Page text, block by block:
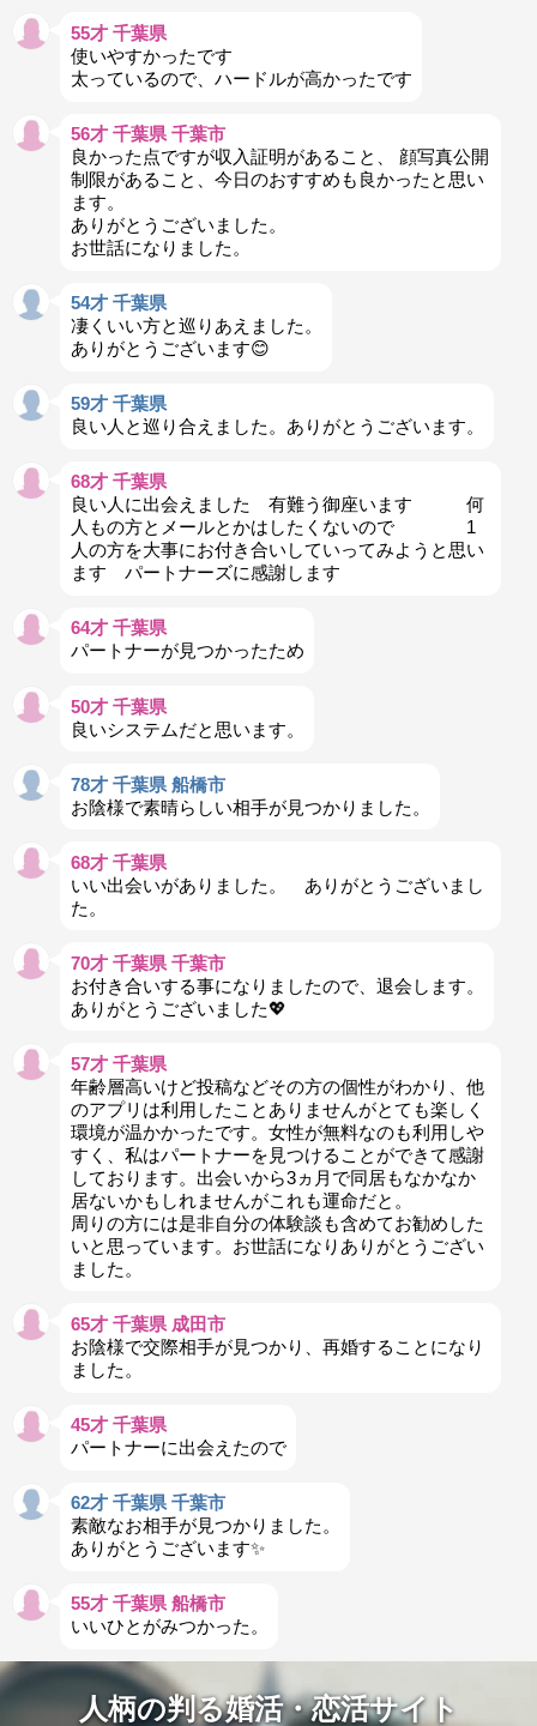
55才 千葉県
使いやすかったです
太っているので、ハードルが高かったです
56才 千葉県 千葉市
良かった点ですが収入証明があること、 顔写真公開
制限があること、今日のおすすめも良かったと思い
ます。
ありがとうございました。
お世話になりました。
54才 千葉県
凄くいい方と巡りあえました。
ありがとうございます😊
59才 千葉県
良い人と巡り合えました。ありがとうございます。
68才 千葉県
良い人に出会えました 有難う御座います 何
人もの方とメールとかはしたくないので 1
人の方を大事にお付き合いしていってみようと思い
ます パートナーズに感謝します
64才 千葉県
パートナーが見つかったため
50才 千葉県
良いシステムだと思います。
78才 千葉県 船橋市
お陰様で素晴らしい相手が見つかりました。
68才 千葉県
いい出会いがありました。 ありがとうございまし
た。
70才 千葉県 千葉市
お付き合いする事になりましたので、退会します。
ありがとうございました💖
57才 千葉県
年齢層高いけど投稿などその方の個性がわかり、他
のアプリは利用したことありませんがとても楽しく
環境が温かかったです。女性が無料なのも利用しや
すく、私はパートナーを見つけることができて感謝
しております。出会いから3ヵ月で同居もなかなか
居ないかもしれませんがこれも運命だと。
周りの方には是非自分の体験談も含めてお勧めした
いと思っています。お世話になりありがとうござい
ました。
65才 千葉県 成田市
お陰様で交際相手が見つかり、再婚することになり
ました。
45才 千葉県
パートナーに出会えたので
62才 千葉県 千葉市
素敵なお相手が見つかりました。
ありがとうございます✨
55才 千葉県 船橋市
いいひとがみつかった。
人柄の判る婚活・恋活サイト